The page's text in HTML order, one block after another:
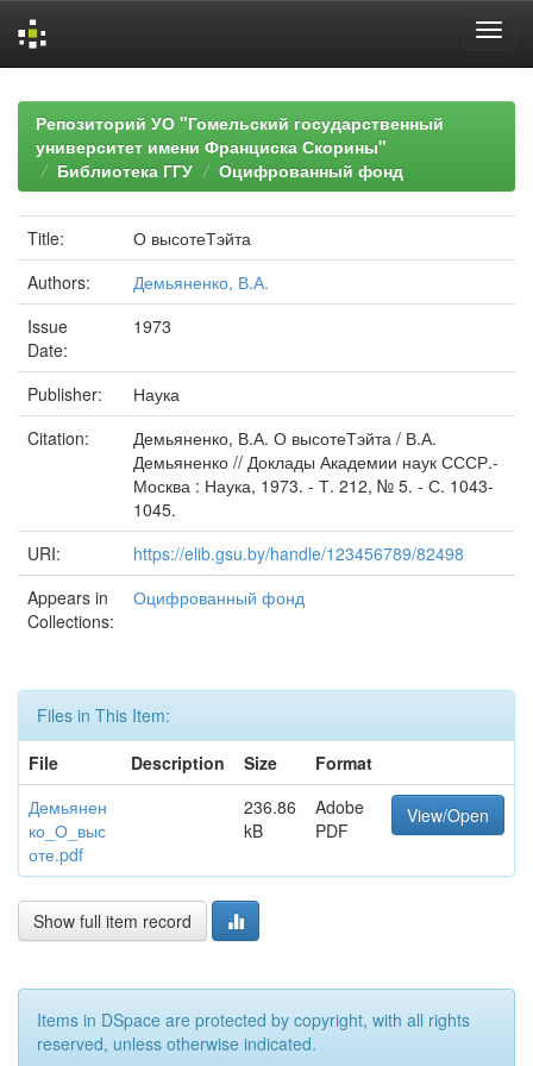
navigationРепозиторий УО "Гомельский государственный
университет имени Франциска Скорины"
Библиотека ГГУ
Оцифрованный фонд
Title:
О высотеТэйта
Authors:
Демьяненко, В.А.
Issue
Date:
1973
Publisher:
Наука
Citation:
Демьяненко, В.А. О высотеТэйта / В.А.
Демьяненко // Доклады Академии наук СССР.-
Москва : Наука, 1973. - Т. 212, № 5. - С. 1043-
1045.
URI:
https://elib.gsu.by/handle/123456789/82498
Appears in
Collections:
Оцифрованный фонд
Files in This Item:
File
Description Size
Format
Демьянен
ко_О_выс
оте.pdf
236.86
kB
Adobe
PDF
View/Open
Show full item record
Items in DSpace are protected by copyright, with all rights
reserved, unless otherwise indicated.